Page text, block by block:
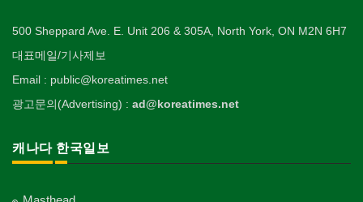
500 Sheppard Ave. E. Unit 206 & 305A, North York, ON M2N 6H7
대표메일/기사제보
Email : public@koreatimes.net
광고문의(Advertising) : ad@koreatimes.net
캐나다 한국일보